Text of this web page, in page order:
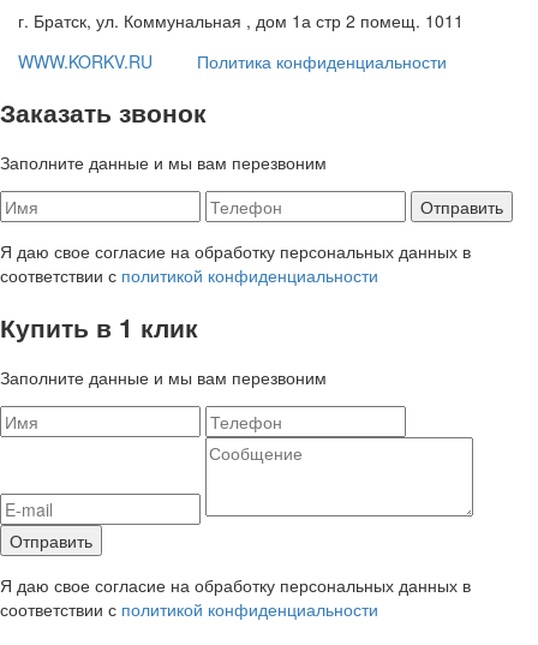
г. Братск, ул. Коммунальная , дом 1а стр 2 помещ. 1011
WWW.KORKV.RU
Политика конфиденциальности
Заказать звонок
Заполните данные и мы вам перезвоним
Я даю свое согласие на обработку персональных данных в
соответствии с политикой конфиденциальности
Купить в 1 клик
Заполните данные и мы вам перезвоним
Я даю свое согласие на обработку персональных данных в
соответствии с политикой конфиденциальности